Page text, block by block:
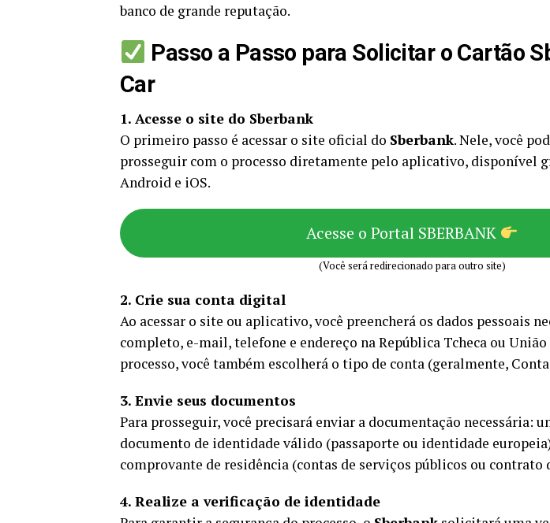
banco de grande reputação.
Passo a Passo para Solicitar o Cartão
Car
1. Acesse o site do Sberbank
O primeiro passo é acessar o site oficial do Sberbank. Nele, você
prosseguir com o processo diretamente pelo aplicativo, disponível
Android e iOS.
Acesse o Portal SBERBANK
(Você será redirecionado para outro site)
2. Crie sua conta digital
Ao acessar o site ou aplicativo, você preencherá os dados pessoais
completo, e-mail, telefone e endereço na República Tcheca ou
processo, você também escolherá o tipo de conta (geralmente,
3. Envie seus documentos
Para prosseguir, você precisará enviar a documentação necessária:
documento de identidade válido (passaporte ou identidade
comprovante de residência (contas de serviços públicos ou contrato
4. Realize a verificação de identidade